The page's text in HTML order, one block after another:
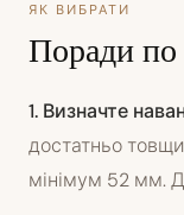
ЯК ВИБРАТИ
Поради по
1. Визначте
достатньо
мінімум 52 мм.